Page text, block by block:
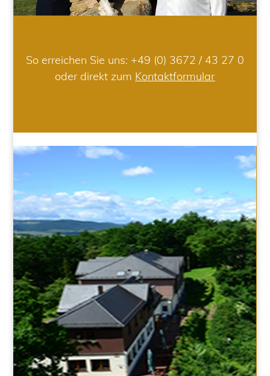
So erreichen Sie uns: +49 (0) 3672 / 43 27 0
oder direkt zum Kontaktformular
HOTEL